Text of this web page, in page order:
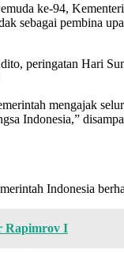
ke-94,
sebagai pembina
peringatan Hari
mengajak
Indonesia,”
Indonesia
Rapimrov I